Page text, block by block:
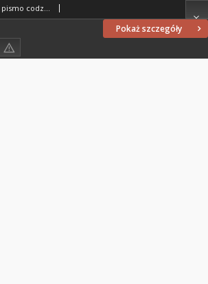
Pokaż szczegóły
Wiadomości Mazurskie : pismo codzienne. 1946 (R. 2), nr 127 (138)